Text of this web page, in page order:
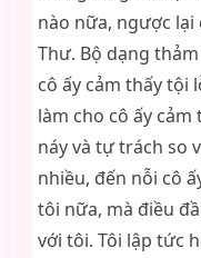
nào nữa, ngược lại
Thư. Bộ dạng
cô ấy cảm thấy tội
làm cho cô ấy cảm
náy và tự trách so
nhiều, đến nỗi cô
tôi nữa, mà điều
với tôi. Tôi lập tức